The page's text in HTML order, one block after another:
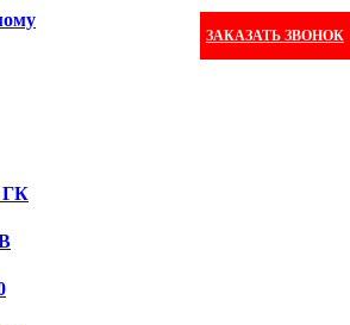
ЗАКАЗАТЬ ЗВОНОК
ГК